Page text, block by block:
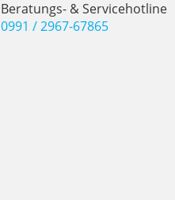
Beratungs- & Servicehotline
0991 / 2967-67865